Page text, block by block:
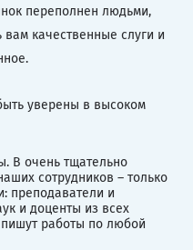
переполнен людьми,
вам качественные слуги и
уверены в высоком
В очень тщательно
сотрудников – только
преподаватели и
и доценты из всех
работы по любой